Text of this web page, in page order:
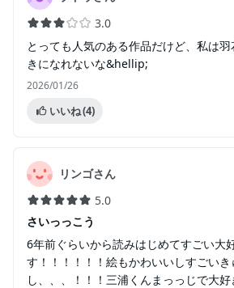
3.0
とっても人気のある作品だけど、私は
きになれないな&hellip;
2026/01/26
いいね(4)
リンゴさん
5.0
さいっっこう
6年前ぐらいから読みはじめてすごい大
す！！！！！！絵もかわいいしすごい
し、、、！！！三浦くんまっっじで大